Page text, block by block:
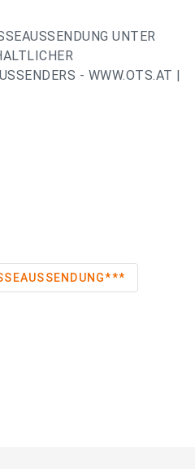
UNTER
- WWW.OTS.AT |